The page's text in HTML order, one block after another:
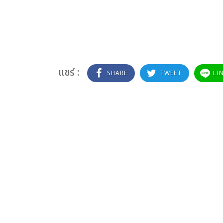
แชร์ : SHARE TWEET